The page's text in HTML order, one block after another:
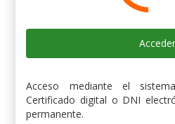
Acceder
Acceso mediante el
Certificado digital o DNI
permanente.